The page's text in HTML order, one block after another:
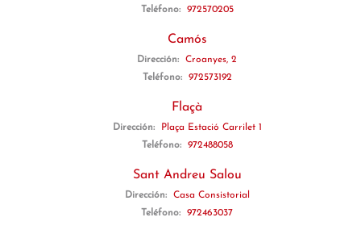
Teléfono:
972570205
Camós
Dirección:
Croanyes, 2
Teléfono:
972573192
Flaçà
Dirección:
Plaça Estació Carrilet 1
Teléfono:
972488058
Sant Andreu Salou
Dirección:
Casa Consistorial
Teléfono:
972463037